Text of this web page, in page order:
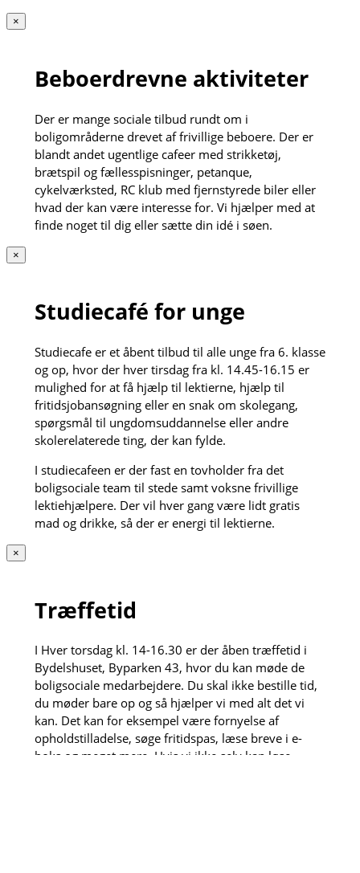
×
Beboerdrevne aktiviteter
Der er mange sociale tilbud rundt om i
boligområderne drevet af frivillige beboere. Der er
blandt andet ugentlige cafeer med strikketøj,
brætspil og fællesspisninger, petanque,
cykelværksted, RC klub med fjernstyrede biler eller
hvad der kan være interesse for. Vi hjælper med at
finde noget til dig eller sætte din idé i søen.
×
Studiecafé for unge
Studiecafe er et åbent tilbud til alle unge fra 6. klasse
og op, hvor der hver tirsdag fra kl. 14.45-16.15 er
mulighed for at få hjælp til lektierne, hjælp til
fritidsjobansøgning eller en snak om skolegang,
spørgsmål til ungdomsuddannelse eller andre
skolerelaterede ting, der kan fylde.
I studiecafeen er der fast en tovholder fra det
boligsociale team til stede samt voksne frivillige
lektiehjælpere. Der vil hver gang være lidt gratis
mad og drikke, så der er energi til lektierne.
×
Træffetid
I Hver torsdag kl. 14-16.30 er der åben træffetid i
Bydelshuset, Byparken 43, hvor du kan møde de
boligsociale medarbejdere. Du skal ikke bestille tid,
du møder bare op og så hjælper vi med alt det vi
kan. Det kan for eksempel være fornyelse af
opholdstilladelse, søge fritidspas, læse breve i e-
boks og meget mere. Hvis vi ikke selv kan løse